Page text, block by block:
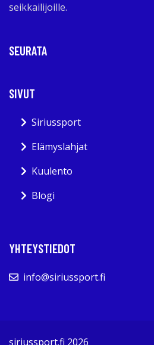
seikkailijoille.
SEURATA
SIVUT
Siriussport
Elämyslahjat
Kuulento
Blogi
YHTEYSTIEDOT
info@siriussport.fi
siriussport.fi 2026